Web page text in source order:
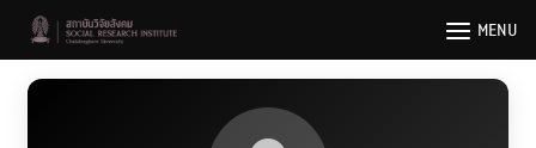
content
MENU